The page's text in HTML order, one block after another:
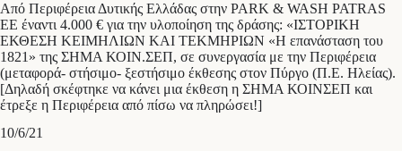
Από Περιφέρεια Δυτικής Ελλάδας στην PARK & WASH PATRAS
ΕΕ έναντι 4.000 € για την υλοποίηση της δράσης: «ΙΣΤΟΡΙΚΗ
ΕΚΘΕΣΗ ΚΕΙΜΗΛΙΩΝ ΚΑΙ ΤΕΚΜΗΡΙΩΝ «Η επανάσταση του
1821» της ΣΗΜΑ ΚΟΙΝ.ΣΕΠ, σε συνεργασία με την Περιφέρεια
(μεταφορά- στήσιμο- ξεστήσιμο έκθεσης στον Πύργο (Π.Ε. Ηλείας).
[Δηλαδή σκέφτηκε να κάνει μια έκθεση η ΣΗΜΑ ΚΟΙΝΣΕΠ και
έτρεξε η Περιφέρεια από πίσω να πληρώσει!]
10/6/21